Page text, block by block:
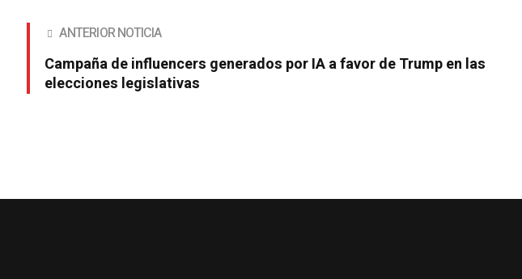
ANTERIOR NOTICIA
Campaña de influencers generados por IA a favor de Trump en las
elecciones legislativas